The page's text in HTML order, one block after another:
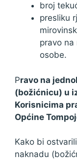
broj
presliku
pravo na
osobe.
Pravo na
(božićnicu) u
Korisnicima
Općine
Kako bi
naknadu